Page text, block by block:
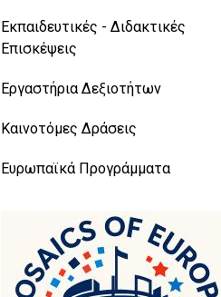
Εκπαιδευτικές - Διδακτικές
Επισκέψεις
Εργαστήρια Δεξιοτήτων
Καινοτόμες Δράσεις
Ευρωπαϊκά Προγράμματα